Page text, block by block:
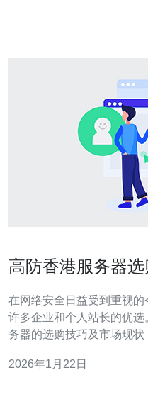
高防香港服务器
在网络安全日益受到重视
许多企业和个人站长的优
务器的选购技巧及市场现
器主要以其强大的防御能力
2026年1月22日